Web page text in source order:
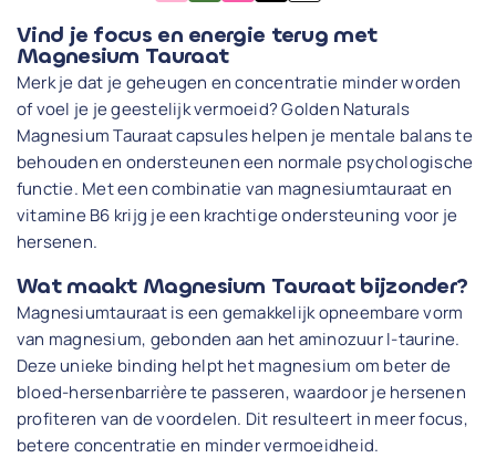
Vind je focus en energie terug met
Magnesium Tauraat
Merk je dat je geheugen en concentratie minder worden
of voel je je geestelijk vermoeid? Golden Naturals
Magnesium Tauraat capsules helpen je mentale balans te
behouden en ondersteunen een normale psychologische
functie. Met een combinatie van magnesiumtauraat en
vitamine B6 krijg je een krachtige ondersteuning voor je
hersenen.
Wat maakt Magnesium Tauraat bijzonder?
Magnesiumtauraat is een gemakkelijk opneembare vorm
van magnesium, gebonden aan het aminozuur l-taurine.
Deze unieke binding helpt het magnesium om beter de
bloed-hersenbarrière te passeren, waardoor je hersenen
profiteren van de voordelen. Dit resulteert in meer focus,
betere concentratie en minder vermoeidheid.